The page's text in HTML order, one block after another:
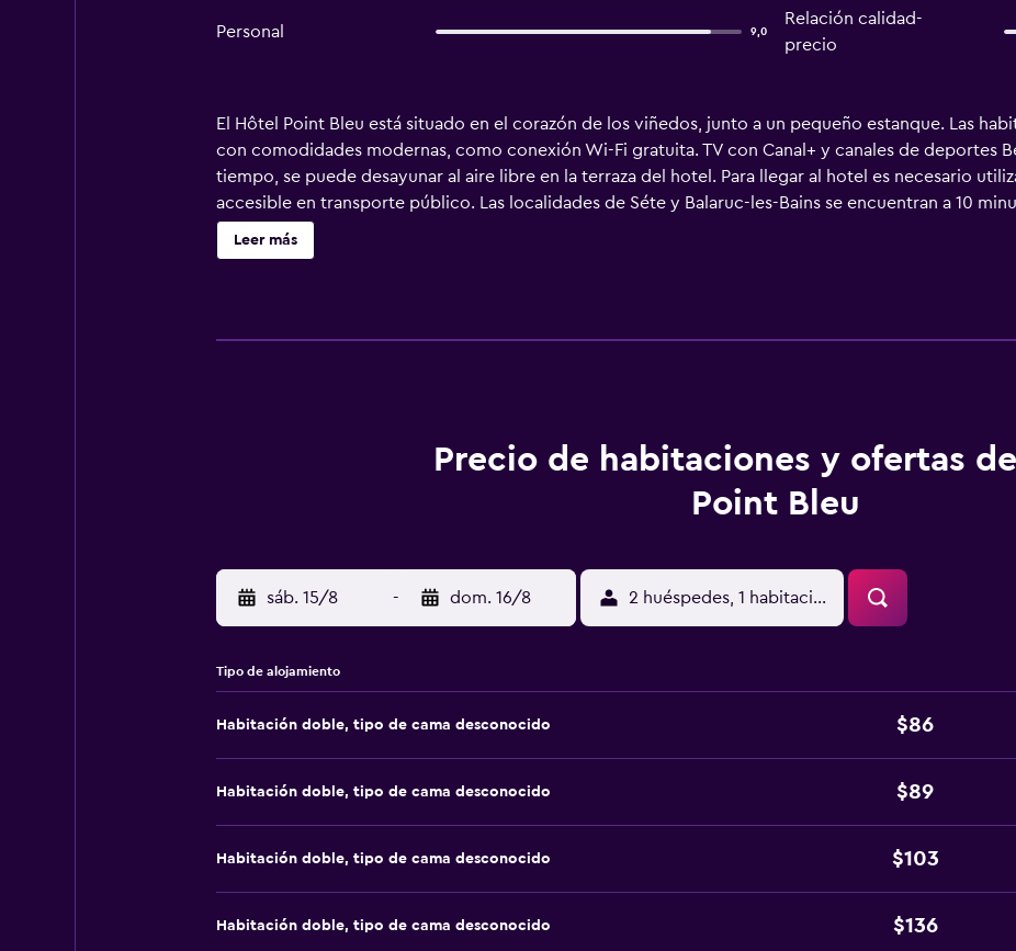
Personal 9,0
Relación calidad-
precio
El Hôtel Point Bleu está situado en el corazón de los viñedos, junto a un pequeño estanque. Las
con comodidades modernas, como conexión Wi-Fi gratuita. TV con Canal+ y canales de deportes
tiempo, se puede desayunar al aire libre en la terraza del hotel. Para llegar al hotel es necesario
accesible en transporte público. Las localidades de Séte y Balaruc-les-Bains se encuentran a 10
Leer más
Precio de habitaciones y ofertas
Point Bleu
sáb. 15/8 - dom. 16/8 2 huéspedes, 1 habitación
Tipo de alojamiento
Habitación doble, tipo de cama desconocido $86
Habitación doble, tipo de cama desconocido $89
Habitación doble, tipo de cama desconocido $103
Habitación doble, tipo de cama desconocido $136